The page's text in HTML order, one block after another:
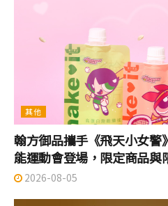
其他
翰方御品攜手《飛天小女警
能運動會登場，限定商品與
2026-08-05